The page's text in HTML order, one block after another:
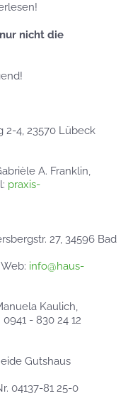
nicht die
2-4, 23570 Lübeck
A. Franklin,
praxis-
27, 34596 Bad
info@haus-
Kaulich,
0941 - 830 24 12
Gutshaus
04137-81 25-0